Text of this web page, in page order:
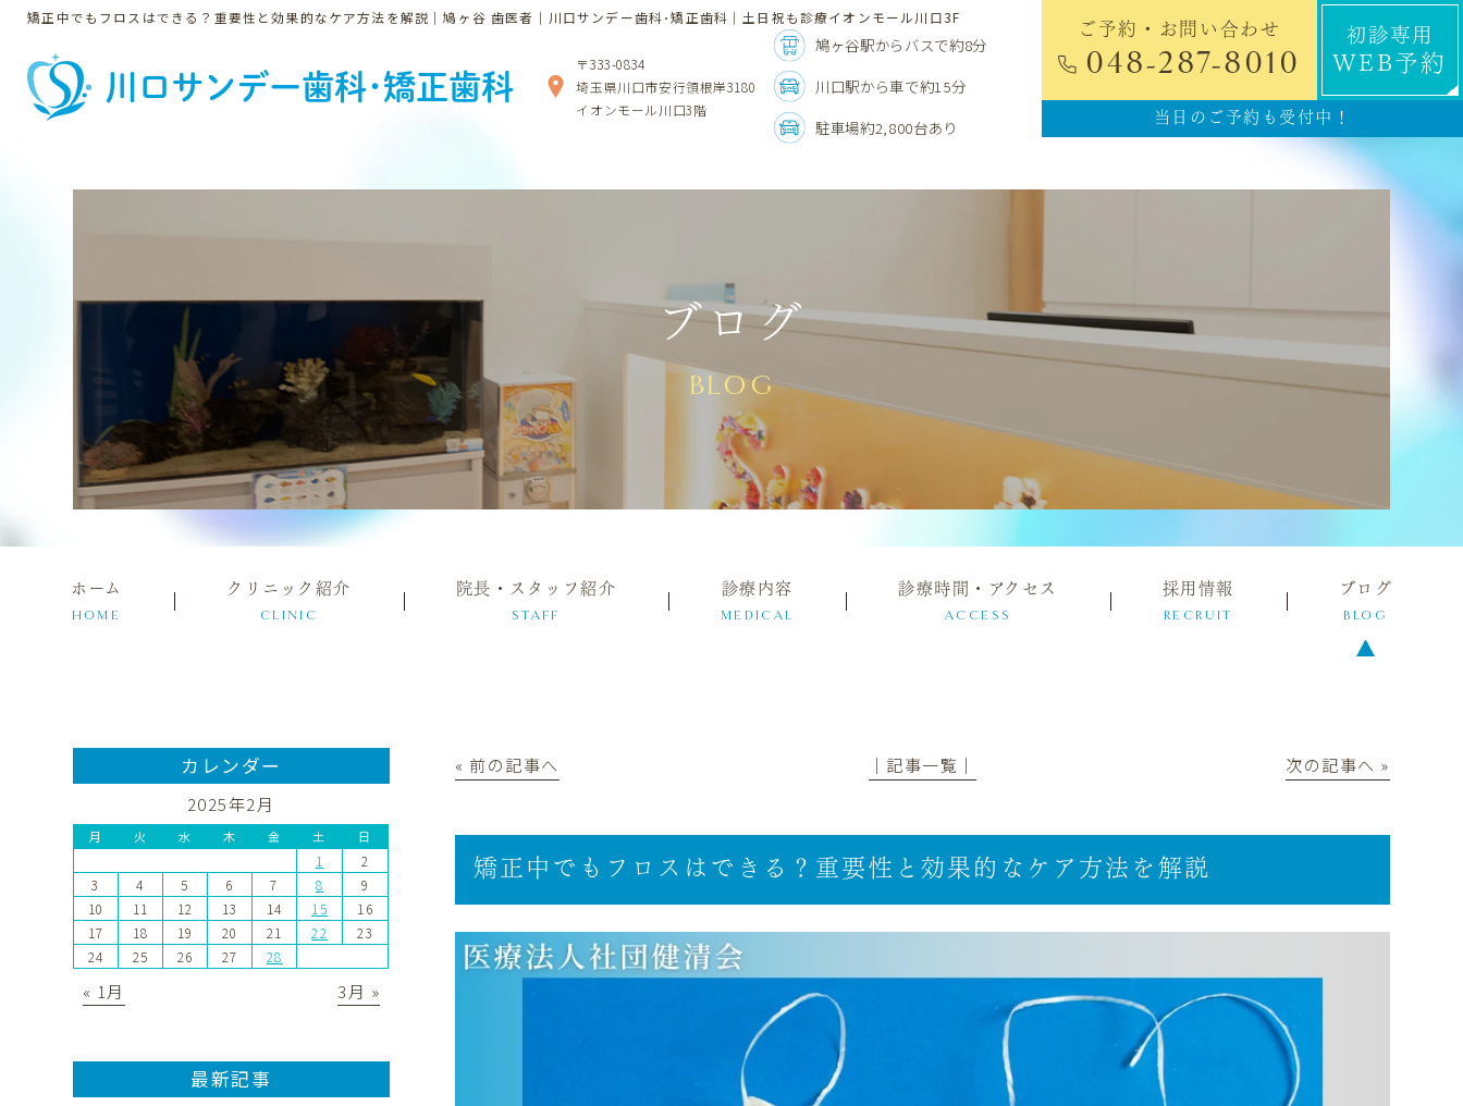
矯正中でもフロスはできる？重要性と効果的なケア方法を解説｜鳩ヶ谷 歯医者｜川口サンデー歯科･矯正歯科｜土日祝も診療イオンモール川口3F
川口サンデー歯科･矯正歯科
〒333-0834
埼玉県川口市安行領根岸3180
イオンモール川口3階
鳩ヶ谷駅からバスで約8分
川口駅から車で約15分
駐車場約2,800台あり
ご予約・お問い合わせ
048-287-8010
初診専用
WEB予約
当日のご予約も受付中！
ブログ
BLOG
ホーム
HOME
クリニック紹介
CLINIC
院長・スタッフ紹介
STAFF
診療内容
MEDICAL
診療時間・アクセス
ACCESS
採用情報
RECRUIT
ブログ
BLOG
« 前の記事へ │記事一覧│ 次の記事へ »
矯正中でもフロスはできる？重要性と効果的なケア方法を解説
カレンダー
2025年2月
月 火 水 木 金 土 日
1
2
3
4 5 6 7 8
9
10
11 12 13 14 15
16
17
18 19 20 21 22
23
24
25 26 27 28
« 1月 3月 »
最新記事